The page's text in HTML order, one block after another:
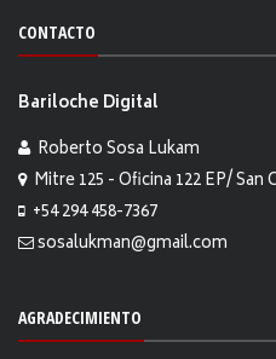
CONTACTO
Bariloche Digital
Roberto Sosa Lukam
Mitre 125 - Oficina 122 EP/ San
+54 294 458-7367
sosalukman@gmail.com
AGRADECIMIENTO